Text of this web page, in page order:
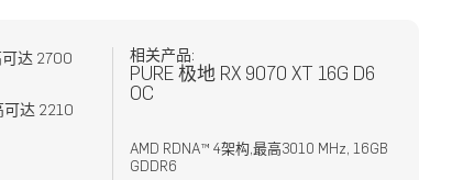
可达 2700
可达 2210
相关产品:
PURE 极地 RX 9070 XT 16G D6
OC
AMD RDNA™ 4架构,最高3010 MHz, 16GB
GDDR6